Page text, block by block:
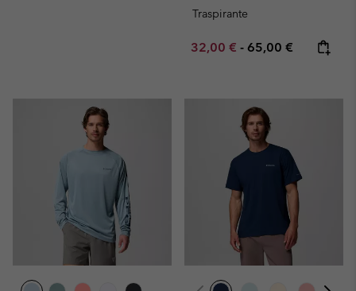
Traspirante
Minimum sale price:
32,00 € - Maximum price:
65,00 €